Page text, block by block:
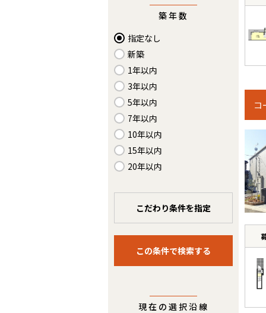
築年数
指定なし
新築
1年以内
3年以内
5年以内
7年以内
10年以内
15年以内
20年以内
こだわり条件を指定
現在の選択沿線